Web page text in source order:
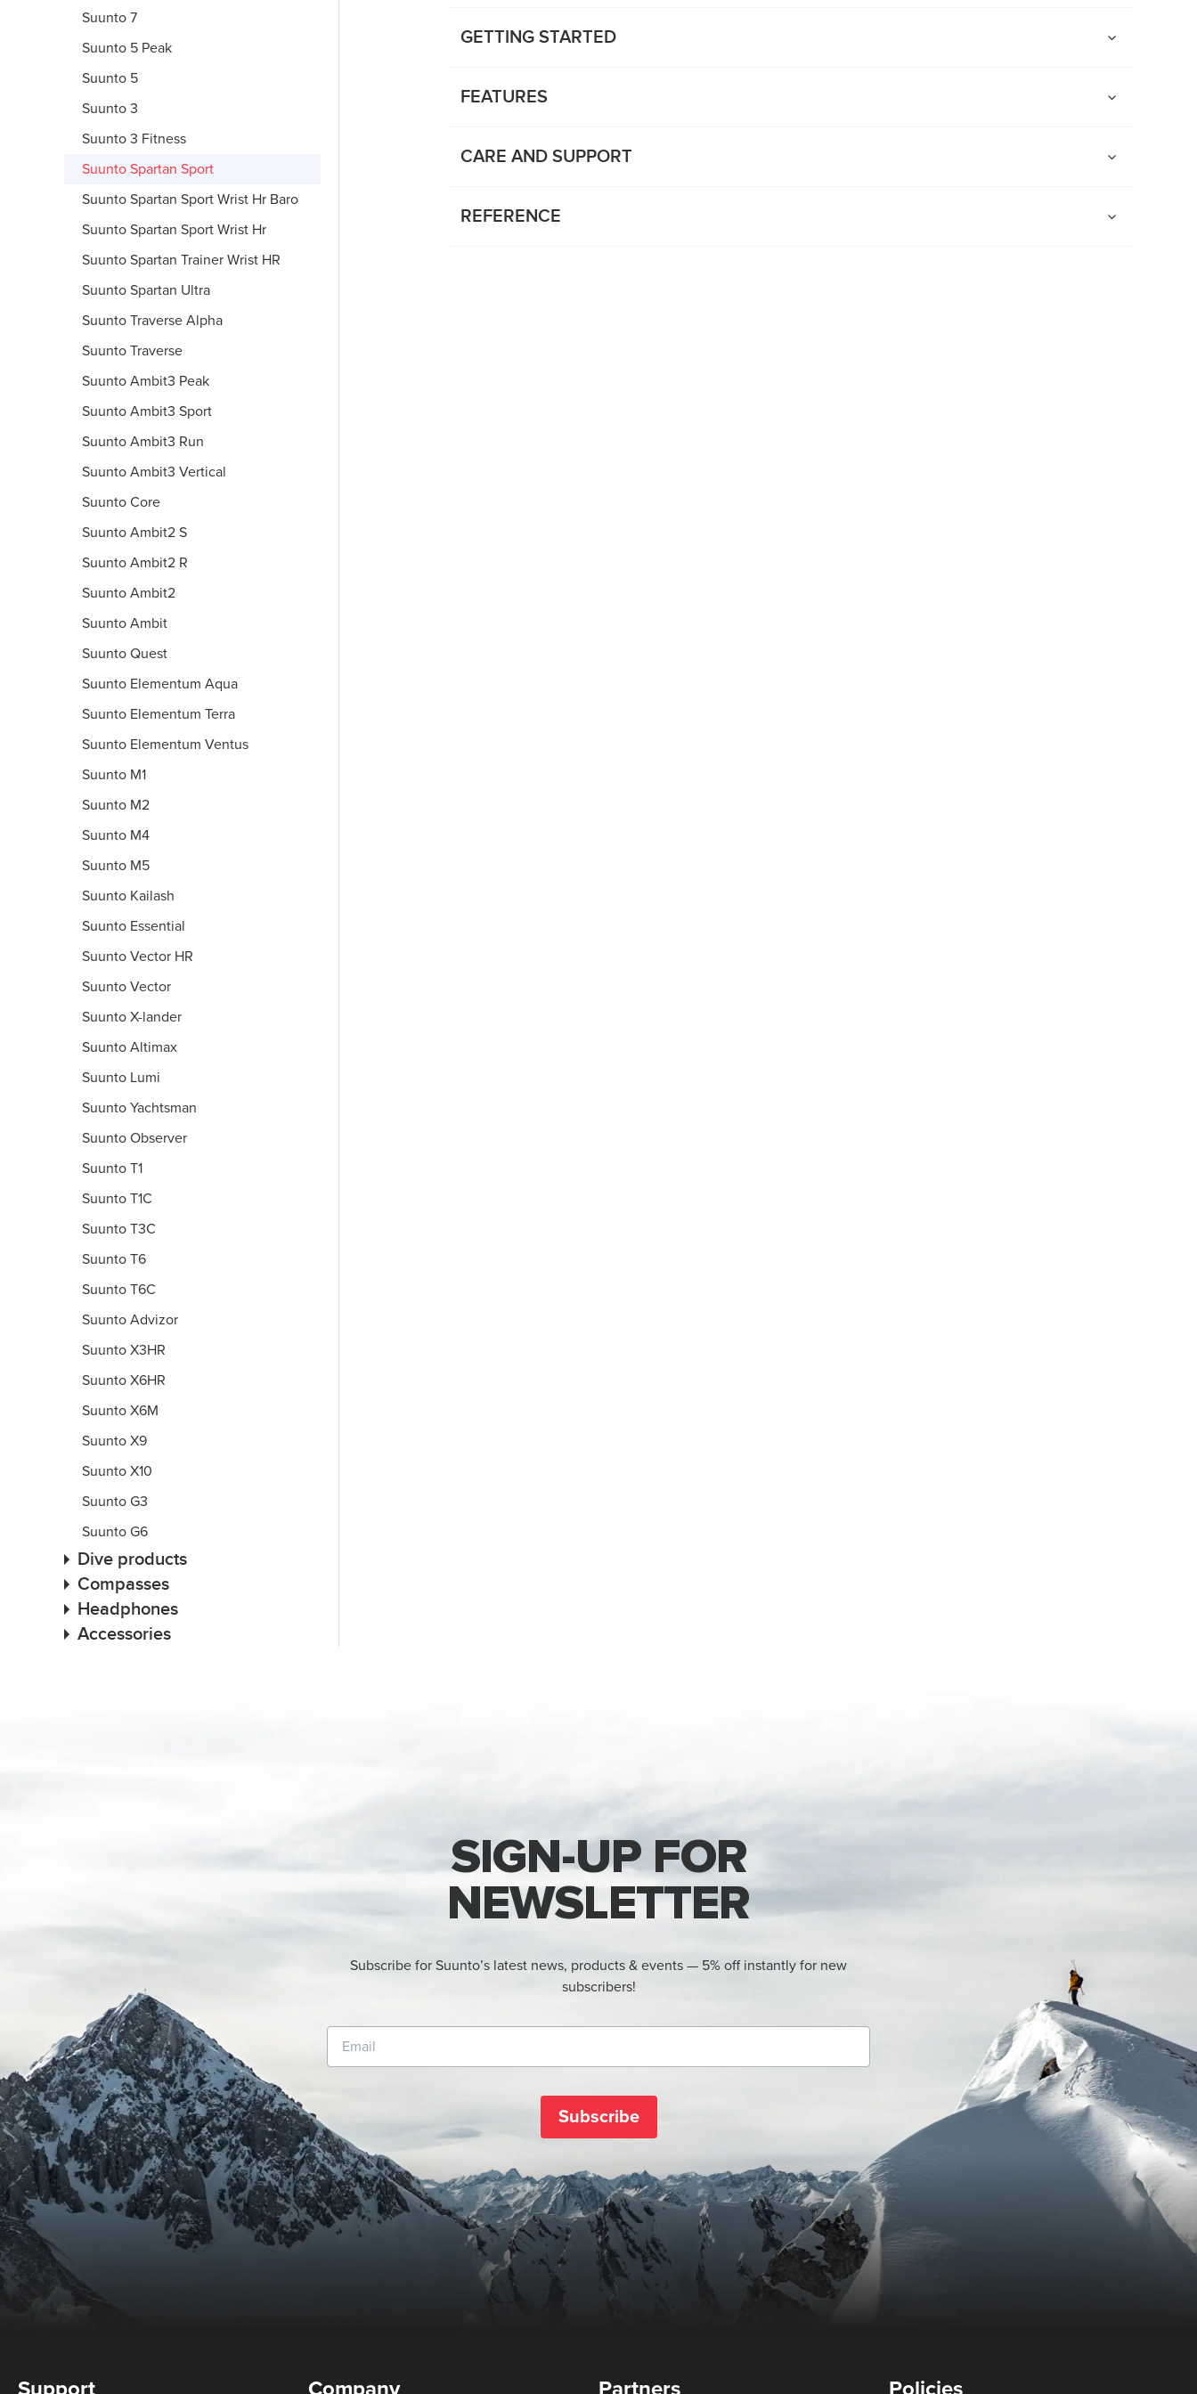
Suunto 7
Suunto 5 Peak
Suunto 5
Suunto 3
Suunto 3 Fitness
Suunto Spartan Sport
Suunto Spartan Sport Wrist Hr Baro
Suunto Spartan Sport Wrist Hr
Suunto Spartan Trainer Wrist HR
Suunto Spartan Ultra
Suunto Traverse Alpha
Suunto Traverse
Suunto Ambit3 Peak
Suunto Ambit3 Sport
Suunto Ambit3 Run
Suunto Ambit3 Vertical
Suunto Core
Suunto Ambit2 S
Suunto Ambit2 R
Suunto Ambit2
Suunto Ambit
Suunto Quest
Suunto Elementum Aqua
Suunto Elementum Terra
Suunto Elementum Ventus
Suunto M1
Suunto M2
Suunto M4
Suunto M5
Suunto Kailash
Suunto Essential
Suunto Vector HR
Suunto Vector
Suunto X-lander
Suunto Altimax
Suunto Lumi
Suunto Yachtsman
Suunto Observer
Suunto T1
Suunto T1C
Suunto T3C
Suunto T6
Suunto T6C
Suunto Advizor
Suunto X3HR
Suunto X6HR
Suunto X6M
Suunto X9
Suunto X10
Suunto G3
Suunto G6
Dive products
Compasses
Headphones
Accessories
GETTING STARTED
FEATURES
CARE AND SUPPORT
REFERENCE
SIGN-UP FOR
NEWSLETTER
Subscribe for Suunto’s latest news, products & events — 5% off instantly for new
subscribers!
Subscribe
Support Company Partners Policies